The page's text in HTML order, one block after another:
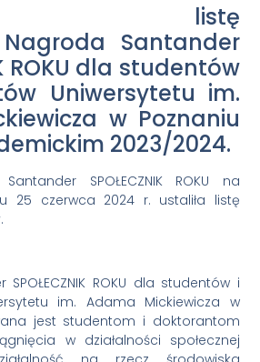
listę
Santander
ROKU dla studentów
Uniwersytetu im.
w Poznaniu
2023/2024.
SPOŁECZNIK ROKU na
25 czerwca 2024 r. ustaliła listę
ROKU dla studentów i
im. Adama Mickiewicza w
jest studentom i doktorantom
w działalności społecznej